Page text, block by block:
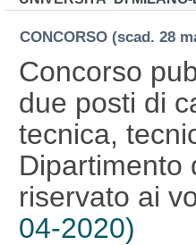
CONCORSO (scad. 28
Concorso
due posti di
tecnica,
Dipartimento
riservato ai
04-2020)